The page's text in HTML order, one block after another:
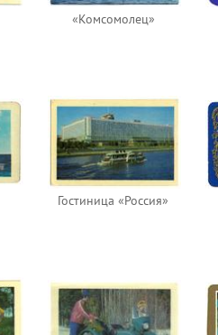
«Комсомолец»
Гостиница «Россия»